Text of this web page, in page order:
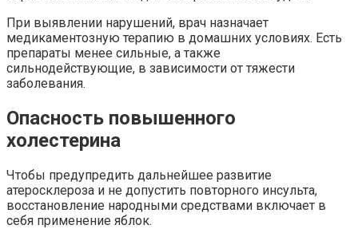
При выявлении нарушений, врач назначает
медикаментозную терапию в домашних условиях. Есть
препараты менее сильные, а также
сильнодействующие, в зависимости от тяжести
заболевания.
Опасность повышенного
холестерина
Чтобы предупредить дальнейшее развитие
атеросклероза и не допустить повторного инсульта,
восстановление народными средствами включает в
себя применение яблок.